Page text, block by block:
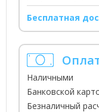
Бесплатная
Наличными
Банковской
Безналичный